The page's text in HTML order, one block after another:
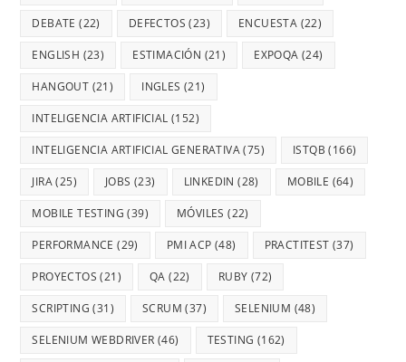
DEBATE (22) DEFECTOS (23) ENCUESTA (22)
ENGLISH (23) ESTIMACIÓN (21) EXPOQA (24)
HANGOUT (21) INGLES (21)
INTELIGENCIA ARTIFICIAL (152)
INTELIGENCIA ARTIFICIAL GENERATIVA(75) ISTQB (166)
JIRA(25) JOBS (23) LINKEDIN (28) MOBILE (64)
MOBILE TESTING (39) MÓVILES (22)
PERFORMANCE (29) PMI ACP (48) PRACTITEST (37)
PROYECTOS (21) QA (22) RUBY (72)
SCRIPTING (31) SCRUM (37) SELENIUM (48)
SELENIUM WEBDRIVER (46) TESTING (162)